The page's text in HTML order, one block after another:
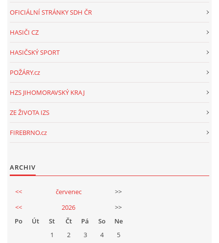
OFICIÁLNÍ STRÁNKY SDH ČR
HASIČI CZ
HASIČSKÝ SPORT
POŽÁRY.cz
HZS JIHOMORAVSKÝ KRAJ
ZE ŽIVOTA IZS
FIREBRNO.cz
ARCHIV
<< červenec
>>
<<
2026
>>
Po
Út St Čt Pá So
Ne
1
2 3 4
5